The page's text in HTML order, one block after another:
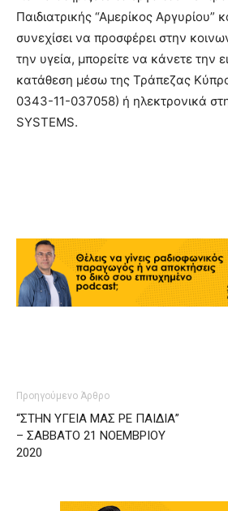
Παιδιατρικής “Αμερίκος Αργυρίου”
συνεχίσει να προσφέρει στην
την υγεία, μπορείτε να κάνετε την
κατάθεση μέσω της Τράπεζας
0343-11-037058) ή ηλεκτρονικά
SYSTEMS.
Προηγούμενο Άρθρο
“ΣΤΗΝ ΥΓΕΙΑ ΜΑΣ ΡΕ ΠΑΙΔΙΑ”
– ΣΑΒΒΑΤΟ 21 ΝΟΕΜΒΡΙΟΥ
2020